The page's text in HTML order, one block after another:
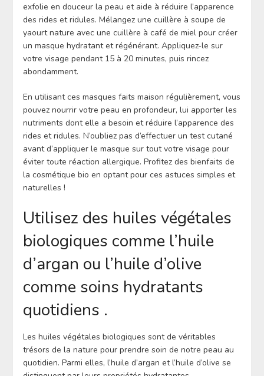
exfolie en douceur la peau et aide à réduire l’apparence
des rides et ridules. Mélangez une cuillère à soupe de
yaourt nature avec une cuillère à café de miel pour créer
un masque hydratant et régénérant. Appliquez-le sur
votre visage pendant 15 à 20 minutes, puis rincez
abondamment.
En utilisant ces masques faits maison régulièrement, vous
pouvez nourrir votre peau en profondeur, lui apporter les
nutriments dont elle a besoin et réduire l’apparence des
rides et ridules. N’oubliez pas d’effectuer un test cutané
avant d’appliquer le masque sur tout votre visage pour
éviter toute réaction allergique. Profitez des bienfaits de
la cosmétique bio en optant pour ces astuces simples et
naturelles !
Utilisez des huiles végétales
biologiques comme l’huile
d’argan ou l’huile d’olive
comme soins hydratants
quotidiens .
Les huiles végétales biologiques sont de véritables
trésors de la nature pour prendre soin de notre peau au
quotidien. Parmi elles, l’huile d’argan et l’huile d’olive se